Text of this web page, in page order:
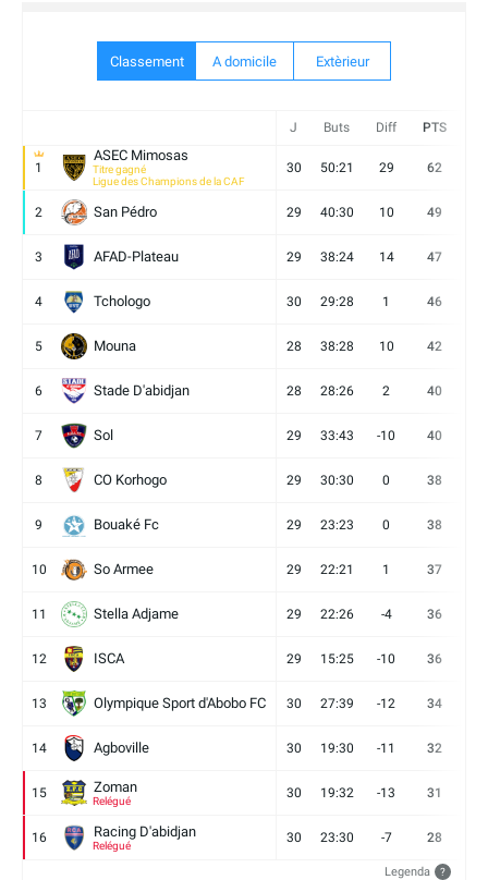
Classement A domicile Extèrieur
J Buts Diff PTS
1
ASEC Mimosas
Titre gagné
Ligue des Champions de la CAF
30 50:21 29 62
2 San Pédro 29 40:30 10 49
3 AFAD-Plateau 29 38:24 14 47
4 Tchologo 30 29:28 1 46
5 Mouna 28 38:28 10 42
6 Stade D'abidjan 28 28:26 2 40
7 Sol 29 33:43 -10 40
8 CO Korhogo 29 30:30 0 38
9 Bouaké Fc 29 23:23 0 38
10 So Armee 29 22:21 1 37
11 Stella Adjame 29 22:26 -4 36
12 ISCA 29 15:25 -10 36
13 Olympique Sport d'Abobo FC 30 27:39 -12 34
14 Agboville 30 19:30 -11 32
15 Zoman
Relégué
30 19:32 -13 31
16 Racing D'abidjan
Relégué
30 23:30 -7 28
Legenda ?